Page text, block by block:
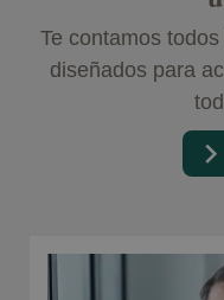
Te contamos
diseñados para